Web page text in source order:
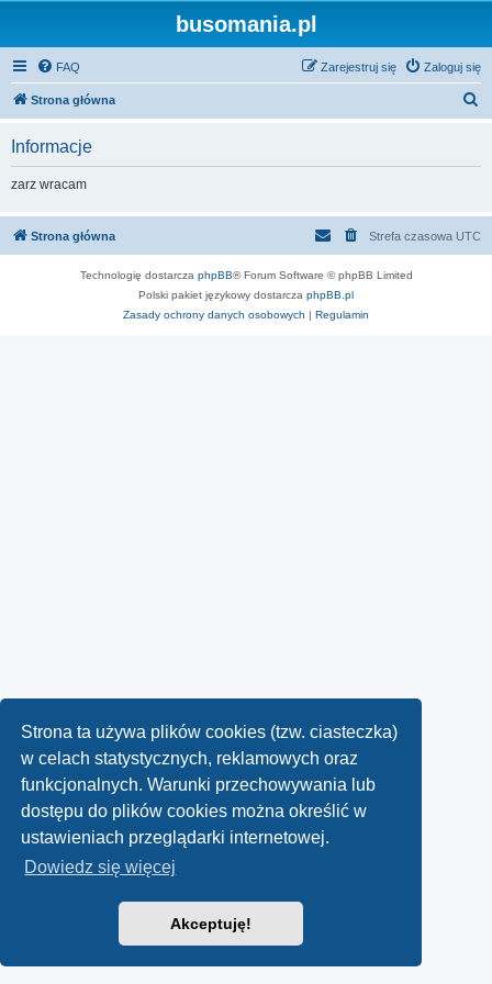
Strona ta używa plików cookies (tzw. ciasteczka)
w celach statystycznych, reklamowych oraz
funkcjonalnych. Warunki przechowywania lub
dostępu do plików cookies można określić w
ustawieniach przeglądarki internetowej.
Dowiedz się więcej
Akceptuję!
busomania.pl
FAQ Zaloguj się
Zarejestruj się
Strona główna
Informacje
zarz wracam
Strona główna Strefa czasowa UTC
Technologię dostarcza phpBB® Forum Software © phpBB Limited
Polski pakiet językowy dostarcza phpBB.pl
Zasady ochrony danych osobowych | Regulamin